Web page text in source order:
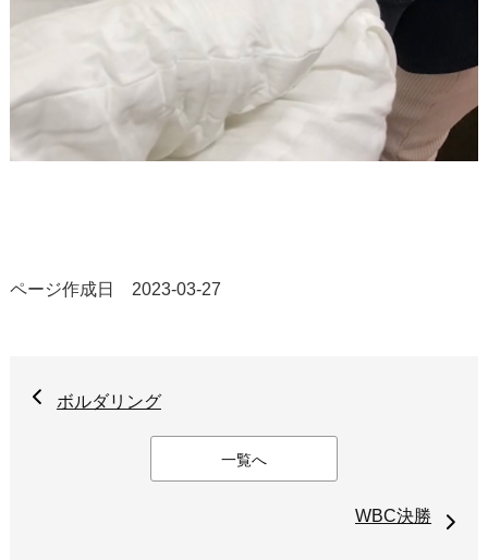
ページ作成日 2023-03-27
ボルダリング
一覧へ
WBC決勝